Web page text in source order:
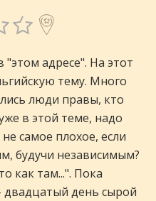
адресе". На этот
тему. Много
люди правы, кто
в этой теме, надо
самое плохое, если
будучи независимым?
как там...". Пока
двадцатый день сырой